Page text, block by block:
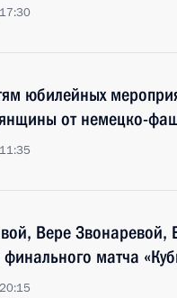
юбилейных
от немецко-
Вере
матча